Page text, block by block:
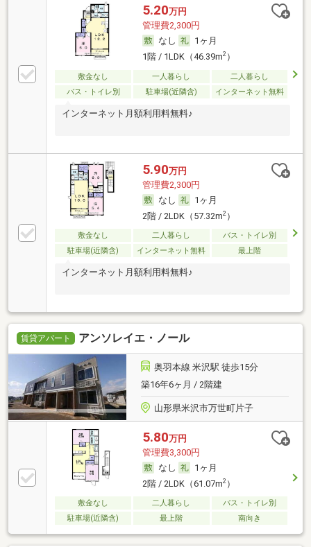
5.20万円
管理費2,300円
なし
1ヶ月
1階 / 1LDK（46.39m2）
敷金なし 一人暮らし
二人暮らし
バス・トイレ別
駐車場(近隣含) インターネット無料
インターネット月額利用料無料♪
5.90万円
管理費2,300円
なし
1ヶ月
2階 / 2LDK（57.32m2）
敷金なし 二人暮らし
バス・トイレ別
駐車場(近隣含)
インターネット無料 最上階
インターネット月額利用料無料♪
賃貸アパート アンソレイエ・ノール
奥羽本線 米沢駅 徒歩15分
築16年6ヶ月 / 2階建
山形県米沢市万世町片子
5.80万円
管理費3,300円
なし
1ヶ月
2階 / 2LDK（61.07m2）
敷金なし 二人暮らし
バス・トイレ別
駐車場(近隣含)
最上階 南向き